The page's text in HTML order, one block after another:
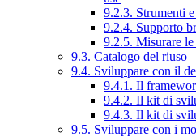
9.2.3. Strumenti
9.2.4. Supporto
9.2.5. Misurare le
9.3. Catalogo del riuso
9.4. Sviluppare con il
9.4.1. Il
9.4.2. Il kit di
9.4.3. Il kit di
9.5. Sviluppare con i